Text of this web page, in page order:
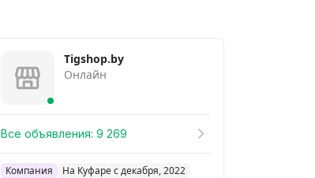
Tigshop.by
Онлайн
Все объявления: 9 269
Компания На Куфаре с декабря, 2022